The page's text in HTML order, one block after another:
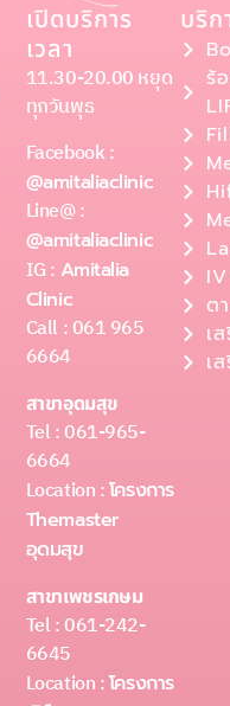
เปิดบริการ
เวลา
11.30-20.00 หยุด
ทุกวันพุธ
Facebook :
@amitaliaclinic
Line@ :
@amitaliaclinic
IG : Amitalia
Clinic
Call : 061 965
6664
สาขาอุดมสุข
Tel : 061-965-
6664
Location :โครงการ
Themaster
อุดมสุข
สาขาเพชรเกษม
Tel : 061-242-
6645
Location :โครงการ
บริก
ร้
ต
เ
เ